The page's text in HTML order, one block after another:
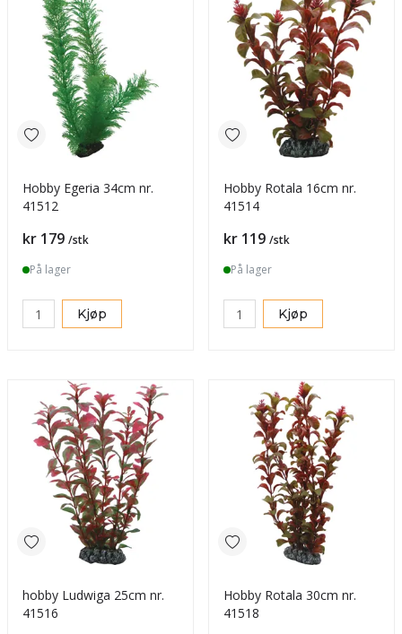
Hobby Egeria 34cm nr.
41512
Pris
kr 179 /stk
På lager
Kjøp
Hobby Rotala 16cm nr.
41514
Pris
kr 119 /stk
På lager
Kjøp
hobby Ludwiga 25cm nr.
41516
Hobby Rotala 30cm nr.
41518